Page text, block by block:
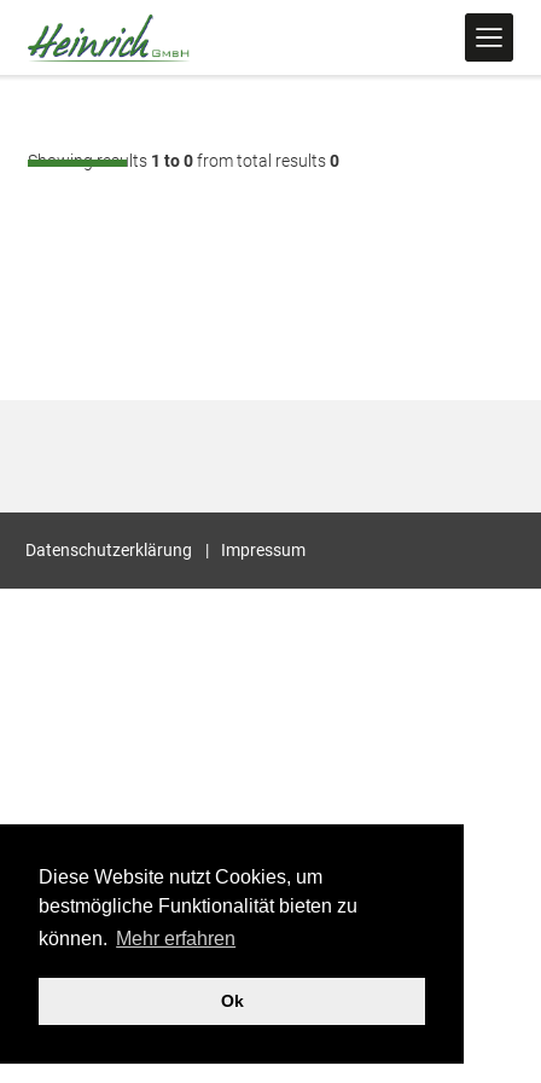
Diese Website nutzt Cookies, um
bestmögliche Funktionalität bieten zu
können. Mehr erfahren
Ok
Showing results 1 to 0from total results0
Datenschutzerklärung Impressum